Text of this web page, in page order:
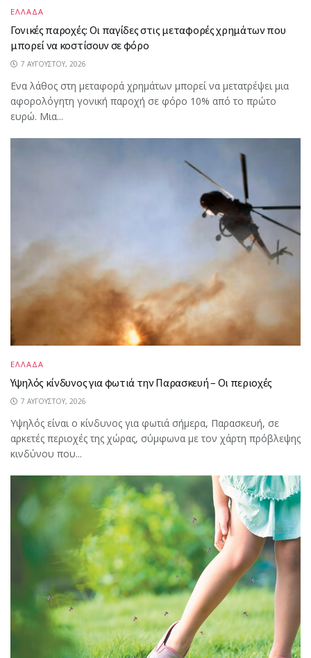
ΕΛΛΑΔΑ
Γονικές παροχές: Οι παγίδες στις μεταφορές χρημάτων που
μπορεί να κοστίσουν σε φόρο
7 ΑΥΓΟΎΣΤΟΥ, 2026
Ενα λάθος στη μεταφορά χρημάτων μπορεί να μετατρέψει μια
αφορολόγητη γονική παροχή σε φόρο 10% από το πρώτο
ευρώ. Μια...
ΕΛΛΑΔΑ
Υψηλός κίνδυνος για φωτιά την Παρασκευή – Οι περιοχές
7 ΑΥΓΟΎΣΤΟΥ, 2026
Υψηλός είναι ο κίνδυνος για φωτιά σήμερα, Παρασκευή, σε
αρκετές περιοχές της χώρας, σύμφωνα με τον χάρτη πρόβλεψης
κινδύνου που...